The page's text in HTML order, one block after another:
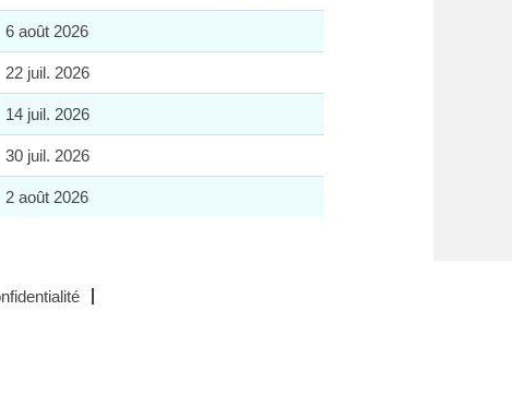
6 août 2026
22 juil. 2026
14 juil. 2026
30 juil. 2026
2 août 2026